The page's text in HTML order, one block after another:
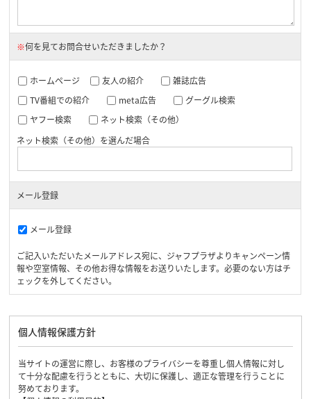
※何を見てお問合せいただきましたか？
ホームページ 友人の紹介
雑誌広告
TV番組での紹介
meta広告
グーグル検索
ヤフー検索
ネット検索（その他）
ネット検索（その他）を選んだ場合
メール登録
メール登録
ご記入いただいたメールアドレス宛に、ジャフプラザよりキャンペーン情
報や空室情報、その他お得な情報をお送りいたします。必要のない方はチ
ェックを外してください。
個人情報保護方針
当サイトの運営に際し、お客様のプライバシーを尊重し個人情報に対し
て十分な配慮を行うとともに、大切に保護し、適正な管理を行うことに
努めております。